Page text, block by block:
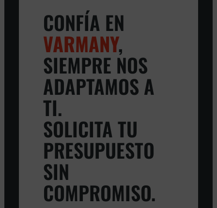
CONFÍA EN
VARMANY,
SIEMPRE NOS
ADAPTAMOS A
TI.
SOLICITA TU
PRESUPUESTO
SIN
COMPROMISO.